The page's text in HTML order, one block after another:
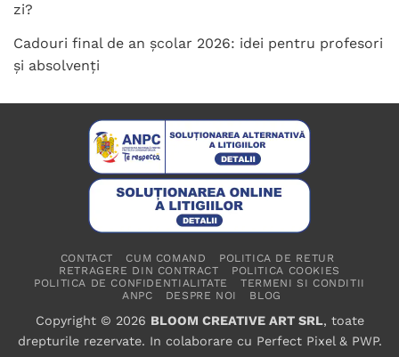
zi?
Cadouri final de an școlar 2026: idei pentru profesori
și absolvenți
CONTACT CUM COMAND
POLITICA DE RETUR
RETRAGERE DIN CONTRACT
POLITICA COOKIES
POLITICA DE CONFIDENTIALITATE
TERMENI SI CONDITII
ANPC
DESPRE NOI BLOG
Copyright © 2026 BLOOM CREATIVE ART SRL, toate
drepturile rezervate. In colaborare cu Perfect Pixel& PWP.